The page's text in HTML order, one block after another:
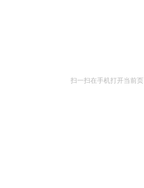
扫一扫在手机打开当前页